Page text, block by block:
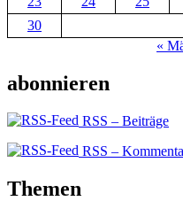
30
«
abonnieren
RSS – Beiträge
RSS –
Themen